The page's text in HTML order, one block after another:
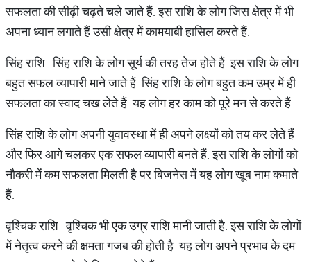
सफलता की सीढ़ी चढ़ते चले जाते हैं. इस राशि के लोग जिस क्षेत्र में भी
अपना ध्‍यान लगाते हैं उसी क्षेत्र में कामयाबी हासिल करते हैं.
सिंह राशि- सिंह राशि के लोग सूर्य की तरह तेज होते हैं. इस राशि के लोग
बहुत सफल व्‍यापारी माने जाते हैं. सिंह राशि के लोग बहुत कम उम्र में ही
सफलता का स्वाद चख लेते हैं. यह लोग हर काम को पूरे मन से करते हैं.
सिंह राशि के लोग अपनी युवावस्‍था में ही अपने लक्ष्‍यों को तय कर लेते हैं
और फिर आगे चलकर एक सफल व्‍यापारी बनते हैं. इस राशि के लोगों को
नौकरी में कम सफलता मिलती है पर बिजनेस में यह लोग खूब नाम कमाते
हैं.
वृश्चिक राशि- वृश्चिक भी एक उग्र राशि मानी जाती है. इस राशि के लोगों
में नेतृत्‍व करने की क्षमता गजब की होती है. यह लोग अपने प्रभाव के दम